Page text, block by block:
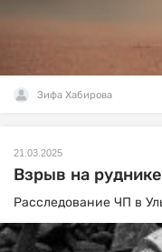
Зифа Хабирова
21.03.2025
Взрыв на
Расследование ЧП в